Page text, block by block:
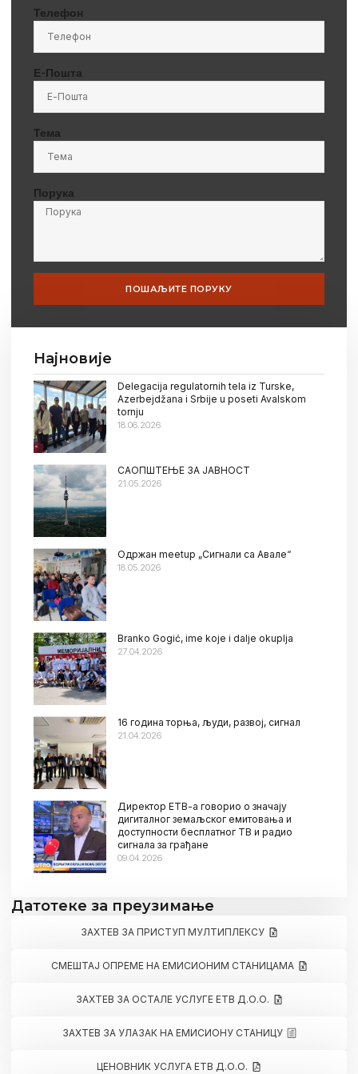
Телефон
Е-Пошта
Тема
Порука
ПОШАЉИТЕ ПОРУКУ
Најновије
Delegacija regulatornih tela iz Turske,
Azerbejdžana i Srbije u poseti Avalskom
tornju
18.06.2026
САОПШТЕЊЕ ЗА ЈАВНОСТ
21.05.2026
Oдржан meetup „Сигнали са Авале“
18.05.2026
Branko Gogić, ime koje i dalje okuplja
27.04.2026
16 година торња, људи, развој, сигнал
21.04.2026
Директор ЕТВ-а говорио о значају
дигиталног земаљског емитовања и
доступности бесплатног ТВ и радио
сигнала за грађане
09.04.2026
Датотеке за преузимање
ЗАХТЕВ ЗА ПРИСТУП МУЛТИПЛЕКСУ
СМЕШТАЈ ОПРЕМЕ НА ЕМИСИОНИМ СТАНИЦАМА
ЗАХТЕВ ЗА ОСТАЛЕ УСЛУГЕ ЕТВ Д.О.О.
ЗАХТЕВ ЗА УЛАЗАК НА ЕМИСИОНУ СТАНИЦУ
ЦЕНОВНИК УСЛУГА ЕТВ Д.О.О.